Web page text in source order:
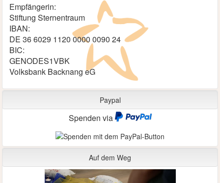
Empfängerin:
Stiftung Sternentraum
IBAN:
DE 36 6029 1120 0000 0090 24
BIC:
GENODES1VBK
Volksbank Backnang eG
Paypal
Spenden via
Auf dem Weg